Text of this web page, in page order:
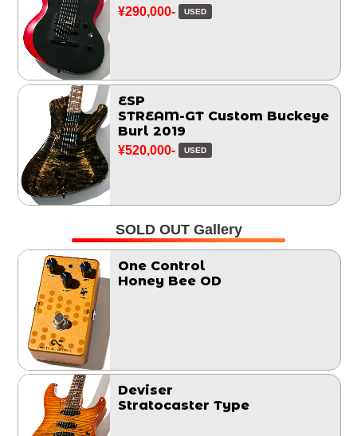
¥290,000- USED
ESP
STREAM-GT Custom Buckeye
Burl 2019
¥520,000- USED
SOLD OUT Gallery
One Control
Honey Bee OD
Deviser
Stratocaster Type